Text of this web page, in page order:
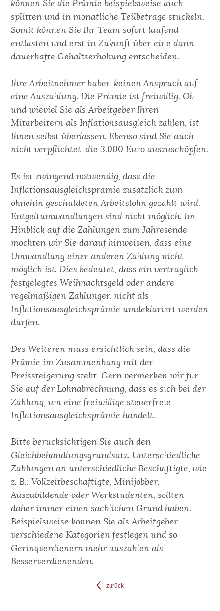
können Sie die Prämie beispielsweise auch
splitten und in monatliche Teilbeträge stückeln.
Somit können Sie Ihr Team sofort laufend
entlasten und erst in Zukunft über eine dann
dauerhafte Gehaltserhöhung entscheiden.
Ihre Arbeitnehmer haben keinen Anspruch auf
eine Auszahlung. Die Prämie ist freiwillig. Ob
und wieviel Sie als Arbeitgeber Ihren
Mitarbeitern als Inflationsausgleich zahlen, ist
Ihnen selbst überlassen. Ebenso sind Sie auch
nicht verpflichtet, die 3.000 Euro auszuschöpfen.
Es ist zwingend notwendig, dass die
Inflationsausgleichsprämie zusätzlich zum
ohnehin geschuldeten Arbeitslohn gezahlt wird.
Entgeltumwandlungen sind nicht möglich. Im
Hinblick auf die Zahlungen zum Jahresende
möchten wir Sie darauf hinweisen, dass eine
Umwandlung einer anderen Zahlung nicht
möglich ist. Dies bedeutet, dass ein vertraglich
festgelegtes Weihnachtsgeld oder andere
regelmäßigen Zahlungen nicht als
Inflationsausgleichsprämie umdeklariert werden
dürfen.
Des Weiteren muss ersichtlich sein, dass die
Prämie im Zusammenhang mit der
Preissteigerung steht. Gern vermerken wir für
Sie auf der Lohnabrechnung, dass es sich bei der
Zahlung, um eine freiwillige steuerfreie
Inflationsausgleichsprämie handelt.
Bitte berücksichtigen Sie auch den
Gleichbehandlungsgrundsatz. Unterschiedliche
Zahlungen an unterschiedliche Beschäftigte, wie
z. B.: Vollzeitbeschäftigte, Minijobber,
Auszubildende oder Werkstudenten, sollten
daher immer einen sachlichen Grund haben.
Beispielsweise können Sie als Arbeitgeber
verschiedene Kategorien festlegen und so
Geringverdienern mehr auszahlen als
Besserverdienenden.
zurück